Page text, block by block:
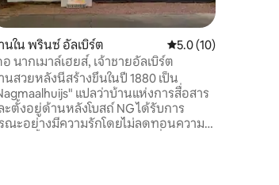
จาก 5, 37 รีวิว
นใน พรินซ์ อัลเบิร์ต คะแนนเฉลี่ย 5.0 จาก
5.0 (10)
อ นากเมาล์เฮยส์, เจ้าชายอัลเบิร์ต
นสวยหลังนี้สร้างขึ้นในปี 1880 เป็น
แปลว่าบ้านแห่งการสื่อสาร
ะตั้งอยู่ด้านหลังโบสถ์ NG ได้รับการ
ณะอย่างมีความรักโดยไม่ลดทอนความ